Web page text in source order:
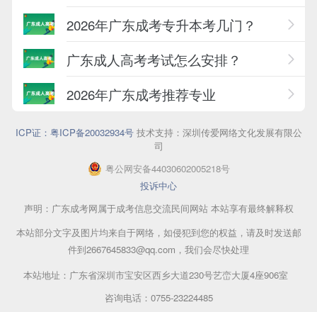
2026年广东成考专升本考几门？
广东成人高考考试怎么安排？
2026年广东成考推荐专业
ICP证：粤ICP备20032934号技术支持：深圳传爱网络文化发展有限公
司
粤公网安备44030602005218号
投诉中心
声明：广东成考网属于成考信息交流民间网站 本站享有最终解释权
本站部分文字及图片均来自于网络，如侵犯到您的权益，请及时发送邮
件到2667645833@qq.com，我们会尽快处理
本站地址：广东省深圳市宝安区西乡大道230号艺峦大厦4座906室
咨询电话：0755-23224485